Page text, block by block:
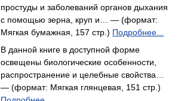
простуды и заболеваний органов дыхания
с помощью зерна, круп и… — (формат:
Мягкая бумажная, 157 стр.) Подробнее...
В данной книге в доступной форме
освещены биологические особенности,
распространение и целебные свойства…
— (формат: Мягкая глянцевая, 151 стр.)